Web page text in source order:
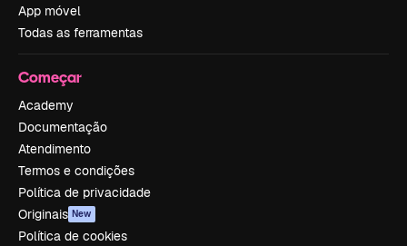
App móvel
Todas as ferramentas
Começar
Academy
Documentação
Atendimento
Termos e condições
Política de privacidade
Originais New
Política de cookies